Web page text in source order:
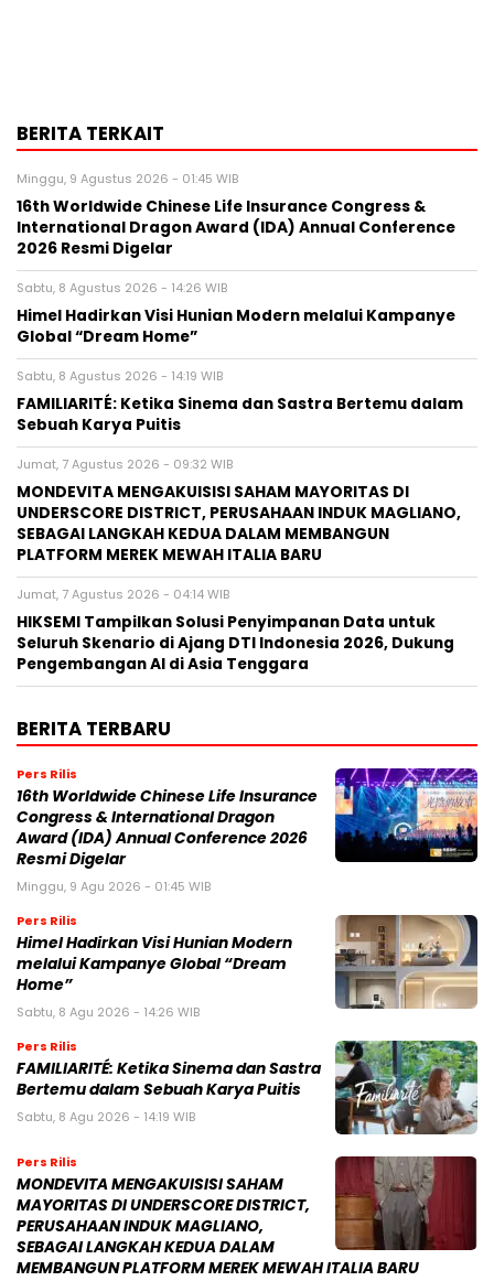
BERITA TERKAIT
Minggu, 9 Agustus 2026 - 01:45 WIB
16th Worldwide Chinese Life Insurance Congress &
International Dragon Award (IDA) Annual Conference
2026 Resmi Digelar
Sabtu, 8 Agustus 2026 - 14:26 WIB
Himel Hadirkan Visi Hunian Modern melalui Kampanye
Global “Dream Home”
Sabtu, 8 Agustus 2026 - 14:19 WIB
FAMILIARITÉ: Ketika Sinema dan Sastra Bertemu dalam
Sebuah Karya Puitis
Jumat, 7 Agustus 2026 - 09:32 WIB
MONDEVITA MENGAKUISISI SAHAM MAYORITAS DI
UNDERSCORE DISTRICT, PERUSAHAAN INDUK MAGLIANO,
SEBAGAI LANGKAH KEDUA DALAM MEMBANGUN
PLATFORM MEREK MEWAH ITALIA BARU
Jumat, 7 Agustus 2026 - 04:14 WIB
HIKSEMI Tampilkan Solusi Penyimpanan Data untuk
Seluruh Skenario di Ajang DTI Indonesia 2026, Dukung
Pengembangan AI di Asia Tenggara
BERITA TERBARU
Pers Rilis
16th Worldwide Chinese Life Insurance
Congress & International Dragon
Award (IDA) Annual Conference 2026
Resmi Digelar
Minggu, 9 Agu 2026 - 01:45 WIB
Pers Rilis
Himel Hadirkan Visi Hunian Modern
melalui Kampanye Global “Dream
Home”
Sabtu, 8 Agu 2026 - 14:26 WIB
Pers Rilis
FAMILIARITÉ: Ketika Sinema dan Sastra
Bertemu dalam Sebuah Karya Puitis
Sabtu, 8 Agu 2026 - 14:19 WIB
Pers Rilis
MONDEVITA MENGAKUISISI SAHAM
MAYORITAS DI UNDERSCORE DISTRICT,
PERUSAHAAN INDUK MAGLIANO,
SEBAGAI LANGKAH KEDUA DALAM
MEMBANGUN PLATFORM MEREK MEWAH ITALIA BARU